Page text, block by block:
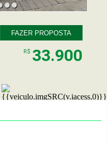
FAZER PROPOSTA
R$ 33.900